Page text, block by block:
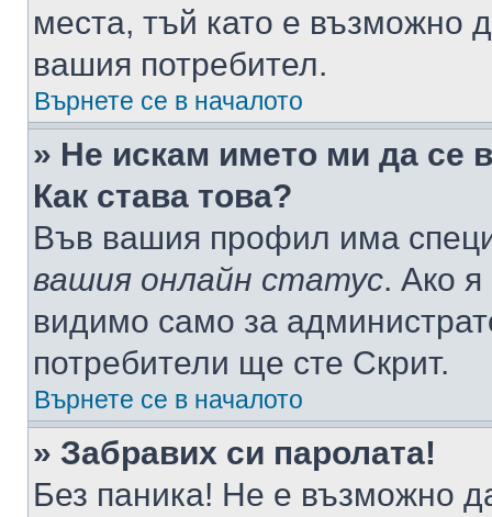
места, тъй като е възможно
вашия потребител.
Върнете се в началото
» Не искам името ми да се
Как става това?
Във вашия профил има
вашия онлайн статус. Ако
видимо само за
потребители ще сте Скрит.
Върнете се в началото
» Забравих си паролата!
Без паника! Не е възможно